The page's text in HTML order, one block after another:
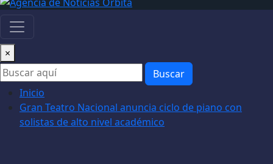
×
Buscar
Inicio
Gran Teatro Nacional anuncia ciclo de piano con
solistas de alto nivel académico